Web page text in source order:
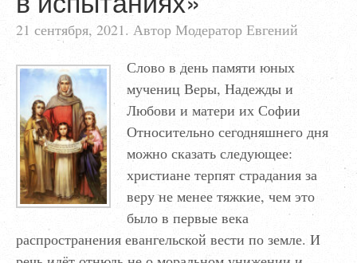
21 сентября, 2021. Автор Модератор Евгений
Слово в день памяти юных
мучениц Веры, Надежды и
Любови и матери их Софии
Относительно сегодняшнего дня
можно сказать следующее:
христиане терпят страдания за
веру не менее тяжкие, чем это
было в первые века
распространения евангельской вести по земле. И